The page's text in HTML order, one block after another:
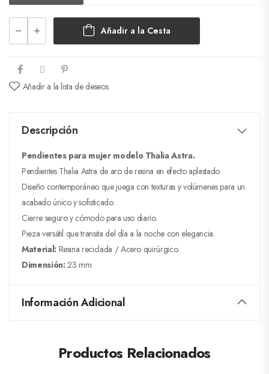
Añadir a la Cesta
Añadir a la lista de deseos
Descripción
Pendientes para mujer modelo Thalia Astra.
Pendientes Thalia Astra de aro de resina en efecto aplastado.
Diseño contemporáneo que juega con texturas y volúmenes para un
acabado único y sofisticado.
Cierre seguro y cómodo para uso diario.
Pieza versátil que transita del día a la noche con elegancia.
Material: Resina reciclada / Acero quirúrgico.
Dimensión: 23 mm.
Información Adicional
Productos Relacionados